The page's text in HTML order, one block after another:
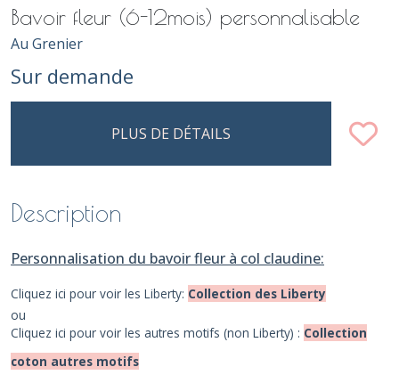
Bavoir fleur (6-12mois) personnalisable
Au Grenier
Sur demande
PLUS DE DÉTAILS
Description
Personnalisation du bavoir fleur à col claudine:
Cliquez ici pour voir les Liberty: Collection des Liberty
ou
Cliquez ici pour voir les autres motifs (non Liberty) : Collection
coton autres motifs